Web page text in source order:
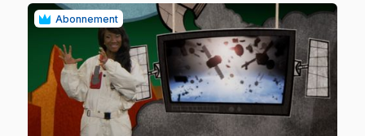
Abonnement